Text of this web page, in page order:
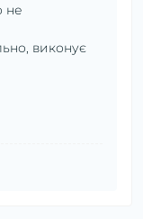
не
виконує